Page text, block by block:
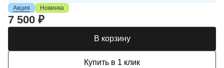
Акция Новинка
7 500 ₽
В корзину
Купить в 1 клик